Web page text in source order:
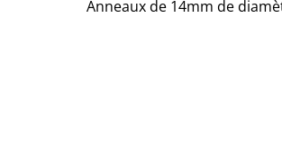
Anneaux de 14mm de